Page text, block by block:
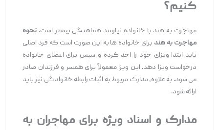
کنیم؟
مهاجرت به هند با خانواده نیازمند هماهنگی بیشتر است.نحوه
مهاجرت به هندبرای خانواده ‌ها به این صورت است که فرد اصلی
باید ابتدا ویزای خود را اخذ کرده و سپس برای اعضای خانواده
درخواست ویزا دهد. این ویزا معمولاً برای همسر و فرزندان صادر
می ‌شود. به علاوه، مدارک مربوط به اثبات رابطه خانوادگی نیز باید
ارائه شود.
مدارک و اسناد ویژه برای مهاجران به